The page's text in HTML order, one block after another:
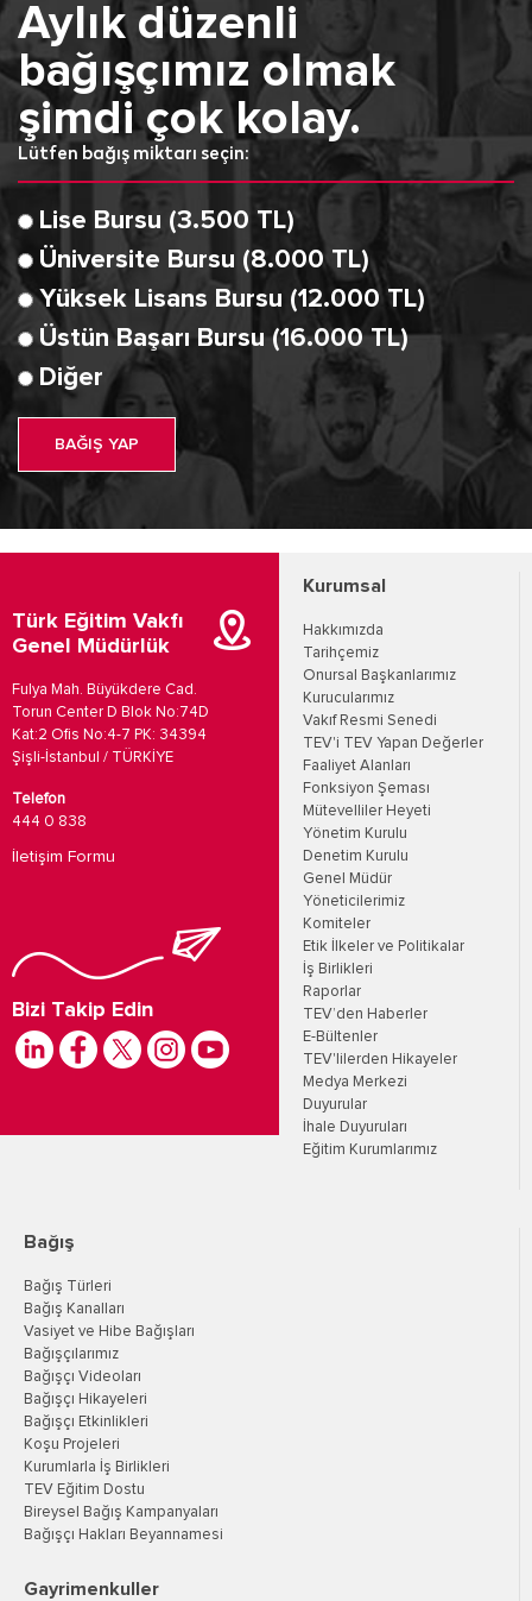
Aylık düzenli
bağışçımız olmak
şimdi çok kolay.
Lütfen bağış miktarı seçin:
Lise Bursu (3.500 TL)
Üniversite Bursu (8.000 TL)
Yüksek Lisans Bursu (12.000 TL)
Üstün Başarı Bursu (16.000 TL)
Diğer
BAĞIŞ YAP
Türk Eğitim Vakfı
Genel Müdürlük
Fulya Mah. Büyükdere Cad.
Torun Center D Blok No:74D
Kat:2 Ofis No:4-7 PK: 34394
Şişli-İstanbul / TÜRKİYE
Telefon
444 0 838
İletişim Formu
Bizi Takip Edin
Kurumsal
Hakkımızda
Tarihçemiz
Onursal Başkanlarımız
Kurucularımız
Vakıf Resmi Senedi
TEV'i TEV Yapan Değerler
Faaliyet Alanları
Fonksiyon Şeması
Mütevelliler Heyeti
Yönetim Kurulu
Denetim Kurulu
Genel Müdür
Yöneticilerimiz
Komiteler
Etik İlkeler ve Politikalar
İş Birlikleri
Raporlar
TEV’den Haberler
E-Bültenler
TEV'lilerden Hikayeler
Medya Merkezi
Duyurular
İhale Duyuruları
Eğitim Kurumlarımız
Bağış
Bağış Türleri
Bağış Kanalları
Vasiyet ve Hibe Bağışları
Bağışçılarımız
Bağışçı Videoları
Bağışçı Hikayeleri
Bağışçı Etkinlikleri
Koşu Projeleri
Kurumlarla İş Birlikleri
TEV Eğitim Dostu
Bireysel Bağış Kampanyaları
Bağışçı Hakları Beyannamesi
Gayrimenkuller